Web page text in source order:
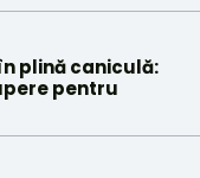
plină caniculă:
pentru